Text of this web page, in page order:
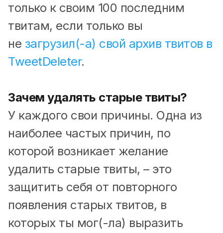
только к своим 100 последним
твитам, если только вы
не загрузил(-а) свой архив твитов в
TweetDeleter.
Зачем удалять старые твиты?
У каждого свои причины. Одна из
наиболее частых причин, по
которой возникает желание
удалить старые твиты, – это
защитить себя от повторного
появления старых твитов, в
которых ты мог(-ла) выразить